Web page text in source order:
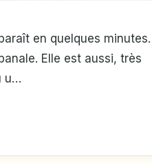
en quelques minutes.
Elle est aussi, très
u…